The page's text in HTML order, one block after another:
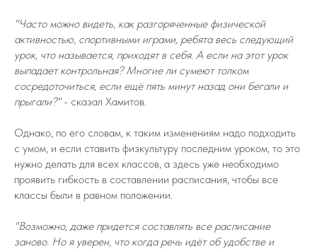
"Часто можно видеть, как разгоряченные физической
активностью, спортивными играми, ребята весь следующий
урок, что называется, приходят в себя. А если на этот урок
выпадает контрольная? Многие ли сумеют толком
сосредоточиться, если ещё пять минут назад они бегали и
прыгали?"- сказал Хамитов.
Однако, по его словам, к таким изменениям надо подходить
с умом, и если ставить физкультуру последним уроком, то это
нужно делать для всех классов, а здесь уже необходимо
проявить гибкость в составлении расписания, чтобы все
классы были в равном положении.
"Возможно, даже придется составлять все расписание
заново. Но я уверен, что когда речь идёт об удобстве и